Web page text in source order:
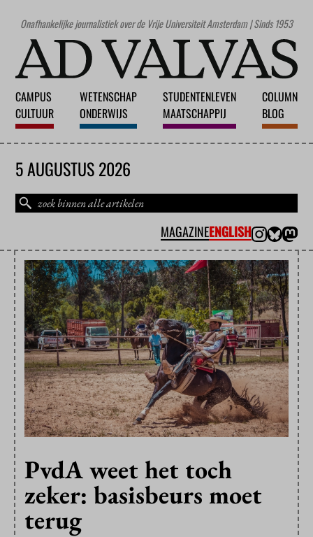
Onafhankelijke journalistiek over de Vrije Universiteit Amsterdam | Sinds 1953
CAMPUS
CULTUUR
WETENSCHAP
ONDERWIJS
STUDENTENLEVEN
MAATSCHAPPIJ
COLUMN
BLOG
5 AUGUSTUS 2026
MAGAZINEENGLISH
PvdA weet het toch
zeker: basisbeurs moet
terug